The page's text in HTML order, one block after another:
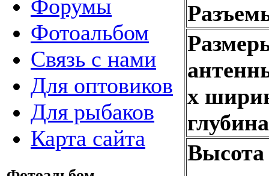
Форумы
Фотоальбом
Связь с нами
Для оптовиков
Для рыбаков
Карта сайта
х
Высота